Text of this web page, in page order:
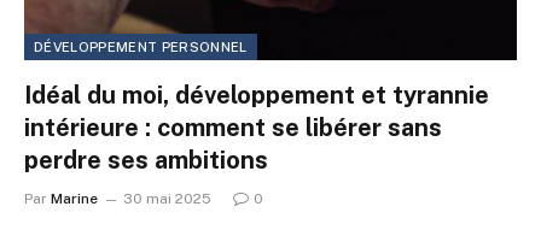
DÉVELOPPEMENT PERSONNEL
Idéal du moi, développement et tyrannie
intérieure : comment se libérer sans
perdre ses ambitions
Par Marine 30 mai 2025 0